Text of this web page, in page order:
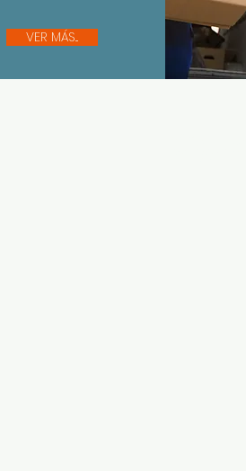
VER MÁS...